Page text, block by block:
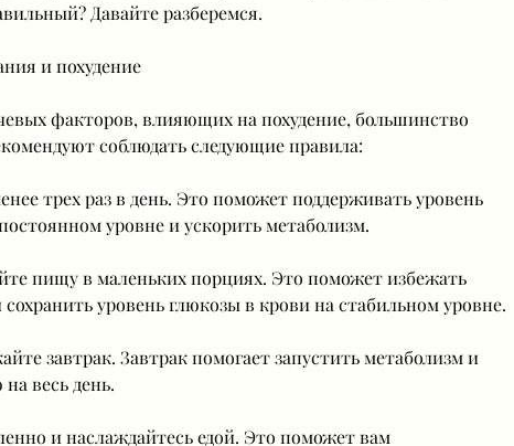
Давайте разберемся.
и похудение
факторов, влияющих на похудение, большинство
соблюдать следующие правила:
трех раз в день. Это поможет поддерживать уровень
уровне и ускорить метаболизм.
пищу в маленьких порциях. Это поможет избежать
сохранить уровень глюкозы в крови на стабильном уровне.
завтрак. Завтрак помогает запустить метаболизм и
весь день.
и наслаждайтесь едой. Это поможет вам